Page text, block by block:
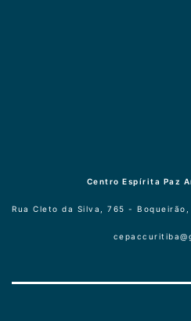
Centro Espírita Paz
Rua Cleto da Silva, 765 -